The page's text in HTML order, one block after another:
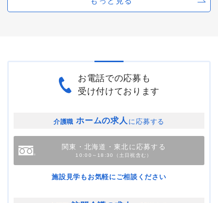
お電話での応募も
受け付けております
介護職 ホームの求人 に応募する
関東・北海道・東北に応募する
10:00～18:30（土日祝含む）
施設見学もお気軽にご相談ください